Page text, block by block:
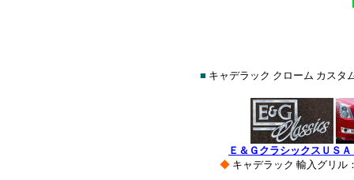
■ キャデラック クローム カスタ
Ｅ＆ＧクラシックスＵＳＡ
◆キャデラック 輸入グリル